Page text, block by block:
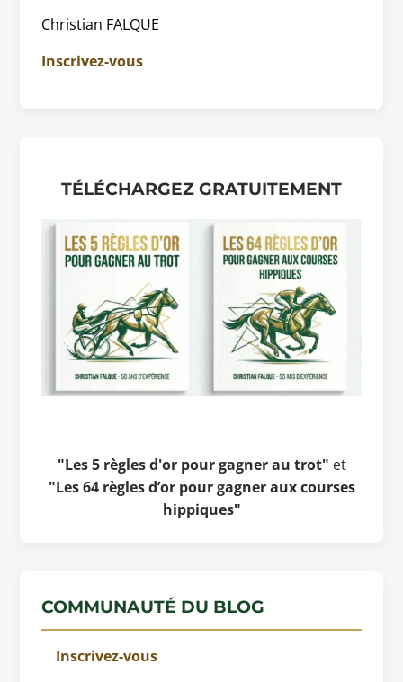
Christian FALQUE
Inscrivez-vous
TÉLÉCHARGEZ GRATUITEMENT
"Les 5 règles d'or pour gagner au trot" et
"Les 64 règles d’or pour gagner aux courses
hippiques"
COMMUNAUTÉ DU BLOG
Inscrivez-vous